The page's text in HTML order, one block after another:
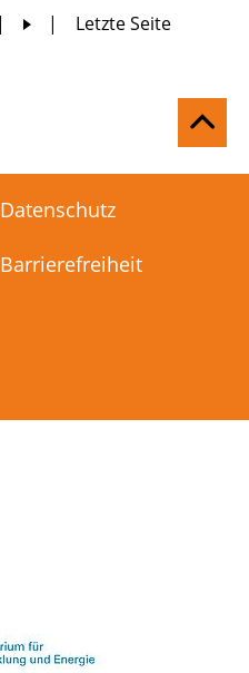
zur
Letzte Seite
Datenschutz
Barrierefreiheit